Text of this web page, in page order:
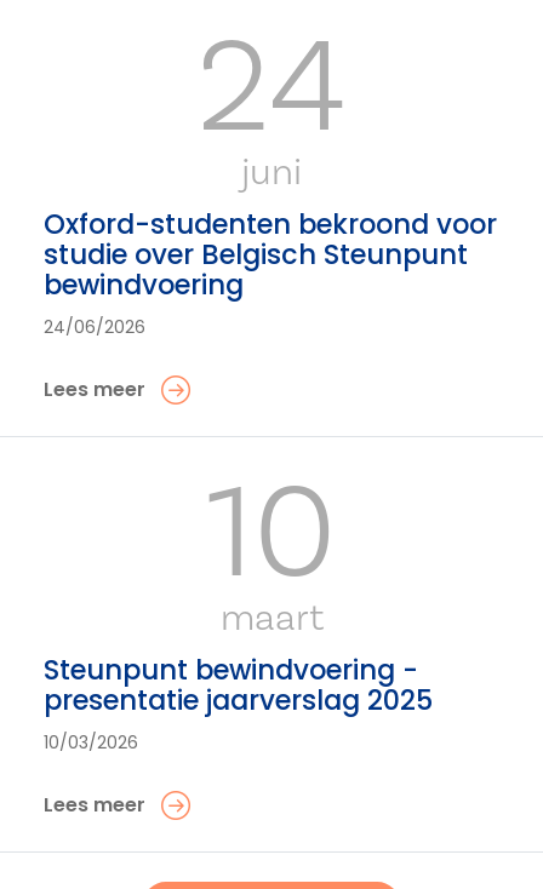
24
juni
Oxford-studenten bekroond voor
studie over Belgisch Steunpunt
bewindvoering
24/06/2026
Lees meer
10
maart
Steunpunt bewindvoering -
presentatie jaarverslag 2025
10/03/2026
Lees meer